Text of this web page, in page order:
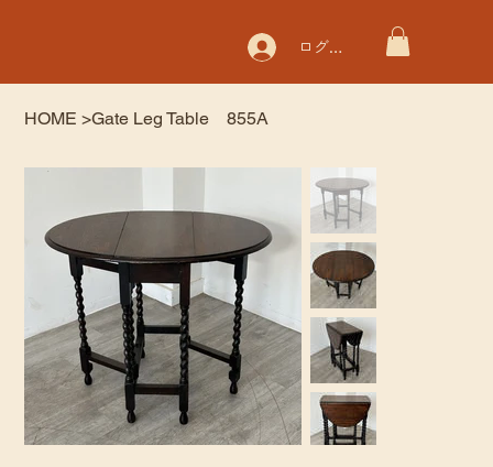
ログイン
HOME >Gate Leg Table 855A